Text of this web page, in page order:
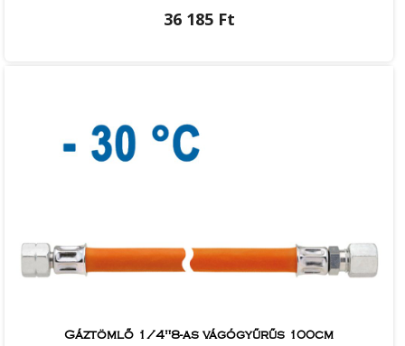
36 185 Ft
Gáztömlő 1/4"8-as vágógyűrűs 100cm